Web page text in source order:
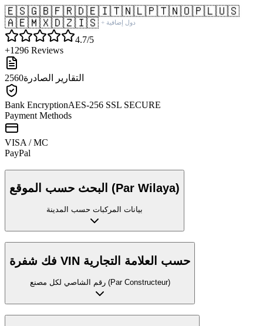
🇪🇸🇬🇧🇫🇷🇩🇪🇮🇹🇳🇱🇵🇹🇳🇴🇵🇱🇺🇸
🇦🇪🇲🇽🇩🇿🇮🇸 + دول إضافية
4.7/5
+1296 Reviews
2560التقارير الصادرة
Bank EncryptionAES-256 SSL SECURE
Payment Methods
VISA / MC
PayPal
البحث حسب الموقع (Par Wilaya)
بيانات المركبات حسب المدينة
فك شفرة VIN حسب العلامة التجارية
رقم الشاصي لكل مصنع (Par Constructeur)